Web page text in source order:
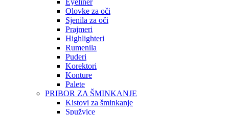
Eyeliner
Olovke za oči
Sjenila za oči
Prajmeri
Highlighteri
Rumenila
Puderi
Korektori
Konture
Palete
PRIBOR ZA ŠMINKANJE
Kistovi za šminkanje
Spužvice